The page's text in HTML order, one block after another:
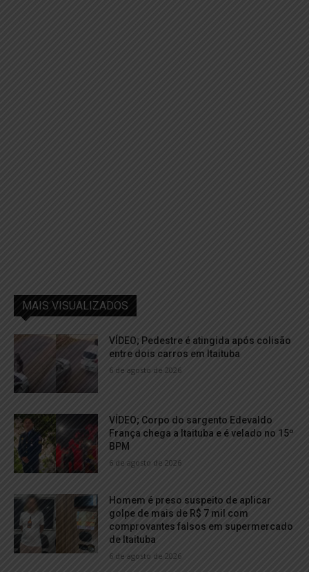
MAIS VISUALIZADOS
VÍDEO; Pedestre é atingida após colisão
entre dois carros em Itaituba
6 de agosto de 2026
VÍDEO; Corpo do sargento Edevaldo
França chega a Itaituba e é velado no 15º
BPM
6 de agosto de 2026
Homem é preso suspeito de aplicar
golpe de mais de R$ 7 mil com
comprovantes falsos em supermercado
de Itaituba
6 de agosto de 2026